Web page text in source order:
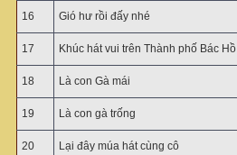
16 Gió hư rồi đấy nhé
17 Khúc hát vui trên Thành phố Bác Hồ
18 Là con Gà mái
19 Là con gà trống
20 Lại đây múa hát cùng cô